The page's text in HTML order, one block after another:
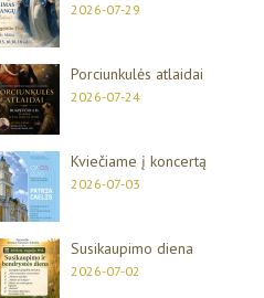
2026-07-29
Porciunkulės atlaidai
2026-07-24
Kviečiame į koncertą
2026-07-03
Susikaupimo diena
2026-07-02